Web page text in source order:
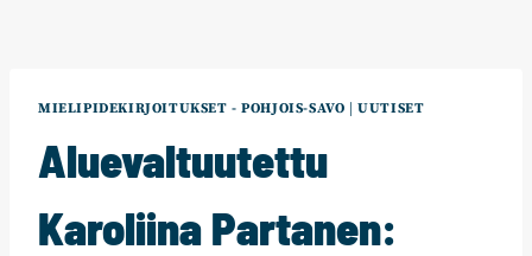
MIELIPIDEKIRJOITUKSET - POHJOIS-SAVO |UUTISET
Aluevaltuutettu
Karoliina Partanen: